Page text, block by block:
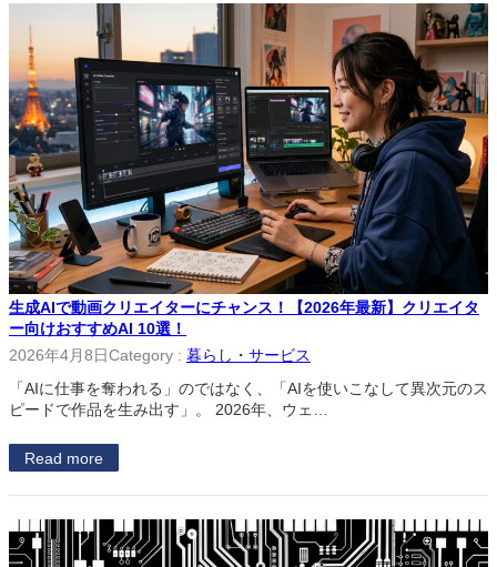
生成AIで動画クリエイターにチャンス！【2026年最新】クリエイタ
ー向けおすすめAI 10選！
2026年4月8日Category : 暮らし・サービス
「AIに仕事を奪われる」のではなく、「AIを使いこなして異次元のス
ピードで作品を生み出す」。 2026年、ウェ…
Read more